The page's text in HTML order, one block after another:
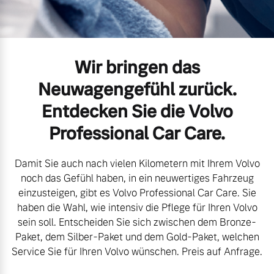
Mild-Hybrid
Geschäftskunden
Editionsmodelle
Konnektivität
Volvo Gebrauchtwagenbörse
Aktuelle Zubehörangebote
Zubehörkatalog
Service by Volvo
Sie erhalten bei uns eine
Vielzahl von Original
Volvo Winter- und
Kontakt und Anfahrt
Wir bringen das
Neuwagengefühl zurück.
Entdecken Sie die Volvo
Professional Car Care.
Damit Sie auch nach vielen Kilometern mit Ihrem Volvo
noch das Gefühl haben, in ein neuwertiges Fahrzeug
einzusteigen, gibt es Volvo Professional Car Care. Sie
haben die Wahl, wie intensiv die Pflege für Ihren Volvo
sein soll. Entscheiden Sie sich zwischen dem Bronze-
Paket, dem Silber-Paket und dem Gold-Paket, welchen
Service Sie für Ihren Volvo wünschen. Preis auf Anfrage.